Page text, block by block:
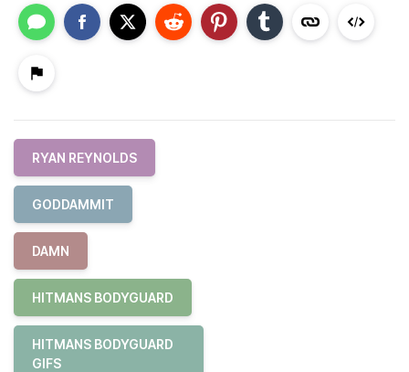
RYAN REYNOLDS
GODDAMMIT
DAMN
HITMANS BODYGUARD
HITMANS BODYGUARD
GIFS